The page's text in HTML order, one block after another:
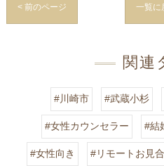
< 前のページ 一覧に
関連
#川崎市 #武蔵小杉
#女性カウンセラー #結
#女性向き #リモートお見